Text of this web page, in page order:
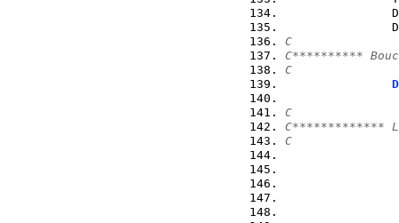
C
C**********
C
C
C*************
C